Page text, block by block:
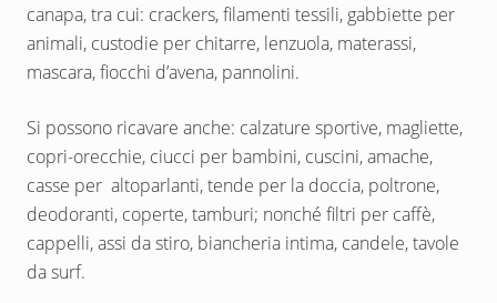
canapa, tra cui: crackers, filamenti tessili, gabbiette per
animali, custodie per chitarre, lenzuola, materassi,
mascara, fiocchi d’avena, pannolini.
Si possono ricavare anche: calzature sportive, magliette,
copri-orecchie, ciucci per bambini, cuscini, amache,
casse per altoparlanti, tende per la doccia, poltrone,
deodoranti, coperte, tamburi; nonché filtri per caffè,
cappelli, assi da stiro, biancheria intima, candele, tavole
da surf.